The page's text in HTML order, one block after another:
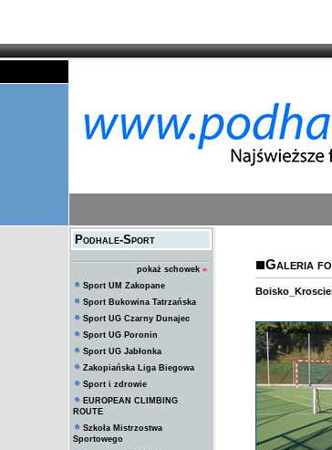
Podhale-Sport
pokaż schowek »
Sport UM Zakopane
Sport Bukowina Tatrzańska
Sport UG Czarny Dunajec
Sport UG Poronin
Sport UG Jabłonka
Zakopiańska Liga Biegowa
Sport i zdrowie
EUROPEAN CLIMBING
ROUTE
Szkoła Mistrzostwa
Sportowego
Galeria